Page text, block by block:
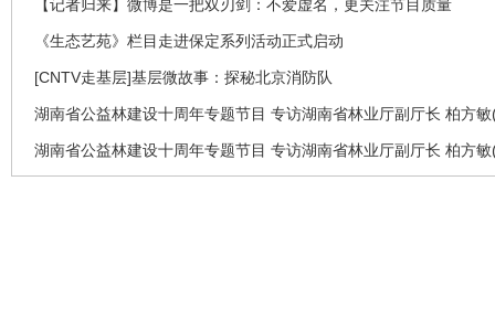
【记者归来】微博是一把双刃剑：不爱虚名，更关注节目质量
《生态艺苑》栏目走进保定系列活动正式启动
[CNTV走基层]基层微故事：探秘北京消防队
湖南省公益林建设十周年专题节目 专访湖南省林业厅副厅长 柏方
湖南省公益林建设十周年专题节目 专访湖南省林业厅副厅长 柏方